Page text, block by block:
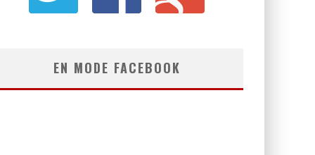
EN MODE FACEBOOK